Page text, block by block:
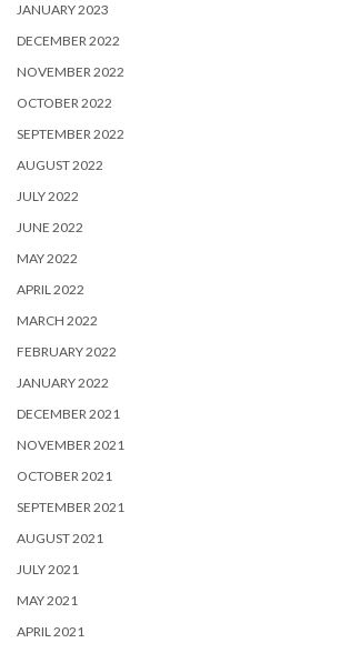
JANUARY 2023
DECEMBER 2022
NOVEMBER 2022
OCTOBER 2022
SEPTEMBER 2022
AUGUST 2022
JULY 2022
JUNE 2022
MAY 2022
APRIL 2022
MARCH 2022
FEBRUARY 2022
JANUARY 2022
DECEMBER 2021
NOVEMBER 2021
OCTOBER 2021
SEPTEMBER 2021
AUGUST 2021
JULY 2021
MAY 2021
APRIL 2021